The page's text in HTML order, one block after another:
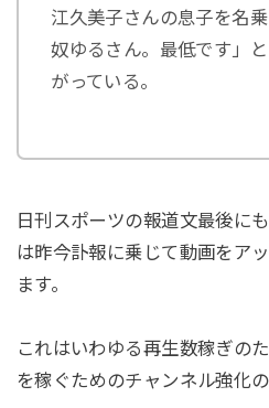
江久美子さんの息子を名
奴ゆるさん。最低です」
がっている。
日刊スポーツの報道文最後に
は昨今訃報に乗じて動画をア
ます。
これはいわゆる再生数稼ぎの
を稼ぐためのチャンネル強化の